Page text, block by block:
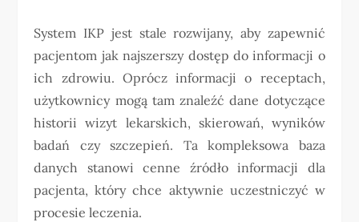
System IKP jest stale rozwijany, aby zapewnić
pacjentom jak najszerszy dostęp do informacji o
ich zdrowiu. Oprócz informacji o receptach,
użytkownicy mogą tam znaleźć dane dotyczące
historii wizyt lekarskich, skierowań, wyników
badań czy szczepień. Ta kompleksowa baza
danych stanowi cenne źródło informacji dla
pacjenta, który chce aktywnie uczestniczyć w
procesie leczenia.